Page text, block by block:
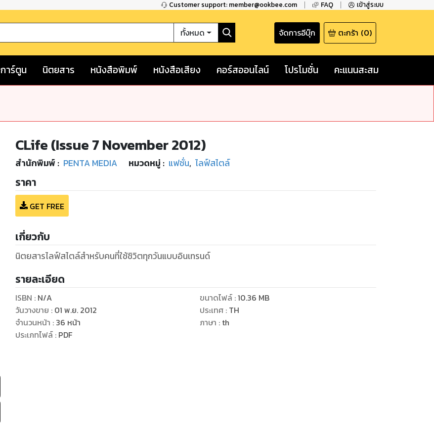
Customer support: member@ookbee.com FAQ เข้าสู่ระบบ
ทั้งหมด จัดการอีบุ๊ก ตะกร้า (0)
การ์ตูน นิตยสาร หนังสือพิมพ์ หนังสือเสียง คอร์สออนไลน์ โปรโมชั่น คะแนนสะสม
CLife (Issue 7 November 2012)
สำนักพิมพ์ : PENTA MEDIA หมวดหมู่ : แฟชั่น, ไลฟ์สไตล์
ราคา
GET FREE
เกี่ยวกับ
นิตยสารไลฟ์สไตล์สําหรับคนที่ใช้ชิวิตทุกวันแบบอินเทรนด์
รายละเอียด
ISBN : N/A
วันวางขาย : 01 พ.ย. 2012
จำนวนหน้า : 36 หน้า
ประเภทไฟล์: PDF
ขนาดไฟล์:10.36 MB
ประเทศ : TH
ภาษา : th